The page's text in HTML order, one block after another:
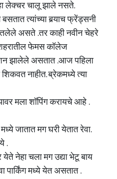
लेक्चर चालू झाले नसते.
त्यांच्या बर्‍याच फ्रेंड्सनी
असते .तर काही नवीन चेहरे
फेमस कॉलेज
झालेले असतात .आज पहिला
नाहीत. ब्रेकमध्ये त्या
मला शॉपिंग करायचे आहे .
जातात मग घरी येतात रेवा.
.
नेहा चला मग उद्या भेटू बाय
पार्किंग मध्ये येत असतात .